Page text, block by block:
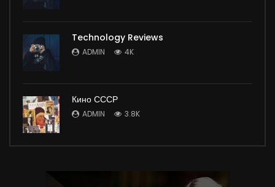
Technology Reviews
ADMIN 4K
Кино СССР
ADMIN 3.8K